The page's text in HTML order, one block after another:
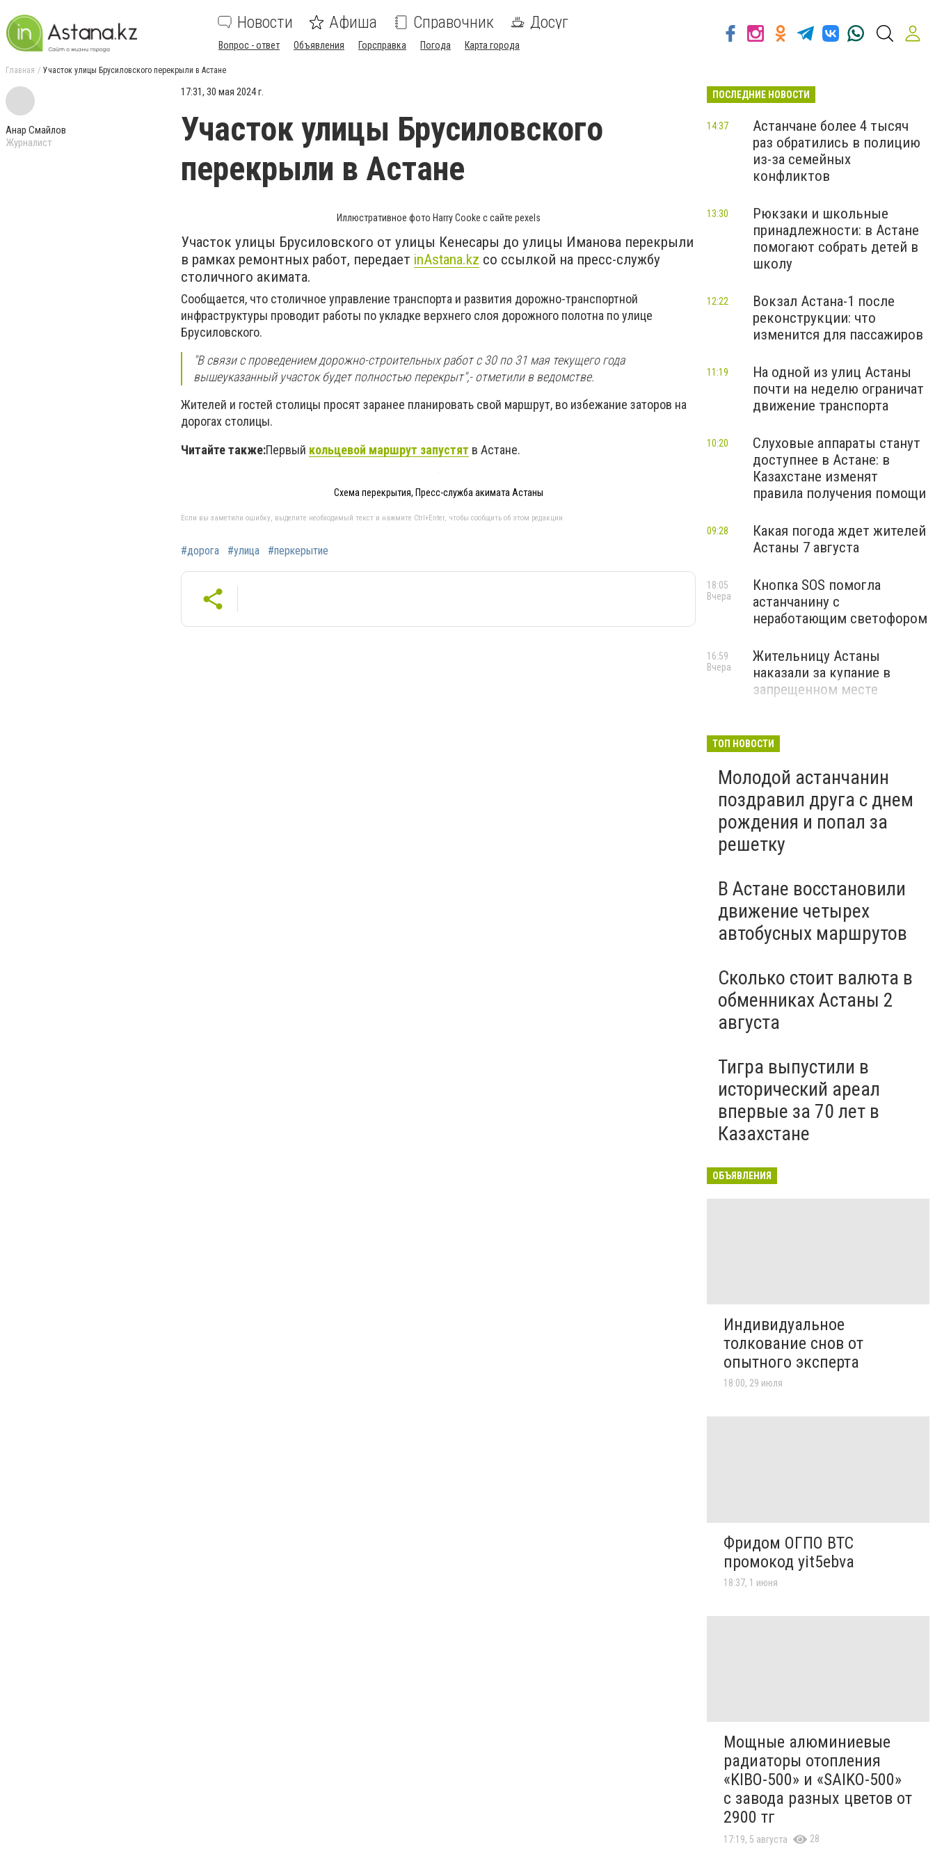
Новости Афиша Справочник Досуг
Вопрос - ответ Объявления Горсправка Погода Карта города
Главная Участок улицы Брусиловского перекрыли в Астане
Анар Смайлов
Журналист
17:31, 30 мая 2024 г.
Участок улицы Брусиловского
перекрыли в Астане
Иллюстративное фото Harry Cooke с сайте pexels
Участок улицы Брусиловского от улицы Кенесары до улицы Иманова перекрыли
в рамках ремонтных работ, передает inAstana.kz со ссылкой на пресс-службу
столичного акимата.
Сообщается, что столичное управление транспорта и развития дорожно-транспортной
инфраструктуры проводит работы по укладке верхнего слоя дорожного полотна по улице
Брусиловского.
"В связи с проведением дорожно-строительных работ с 30 по 31 мая текущего года
вышеуказанный участок будет полностью перекрыт",- отметили в ведомстве.
Жителей и гостей столицы просят заранее планировать свой маршрут, во избежание заторов на
дорогах столицы.
Читайте также:Первый кольцевой маршрут запустят в Астане.
Схема перекрытия, Пресс-служба акимата Астаны
Если вы заметили ошибку, выделите необходимый текст и нажмите Ctrl+Enter, чтобы сообщить об этом редакции
#дорога #улица #перкерытие
ПОСЛЕДНИЕ НОВОСТИ
Астанчане более 4 тысяч
раз обратились в полицию
из-за семейных
конфликтов
14:37
Рюкзаки и школьные
принадлежности: в Астане
помогают собрать детей в
школу
13:30
Вокзал Астана-1 после
реконструкции: что
изменится для пассажиров
12:22
На одной из улиц Астаны
почти на неделю ограничат
движение транспорта
11:19
Слуховые аппараты станут
доступнее в Астане: в
Казахстане изменят
правила получения помощи
10:20
Какая погода ждет жителей
Астаны 7 августа
09:28
Кнопка SOS помогла
астанчанину с
неработающим светофором
18:05
Вчера
Жительницу Астаны
наказали за купание в
запрещенном месте
16:59
Вчера
ТОП НОВОСТИ
Молодой астанчанин
поздравил друга с днем
рождения и попал за
решетку
В Астане восстановили
движение четырех
автобусных маршрутов
Сколько стоит валюта в
обменниках Астаны 2
августа
Тигра выпустили в
исторический ареал
впервые за 70 лет в
Казахстане
ОБЪЯВЛЕНИЯ
Индивидуальное
толкование снов от
опытного эксперта
18:00, 29 июля
Фридом ОГПО ВТС
промокод yit5ebva
18:37, 1 июня
Мощные алюминиевые
радиаторы отопления
«KIBO-500» и «SAIKO-500»
с завода разных цветов от
2900 тг
17:19, 5 августа 28